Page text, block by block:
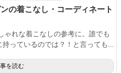
の着こなし・コーディネート
ゃれな着こなしの参考に。誰でも
っているのでは？！と言っても...
を読む